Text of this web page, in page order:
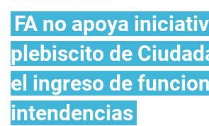
FA no apoya
plebiscito de
el ingreso de
intendencias